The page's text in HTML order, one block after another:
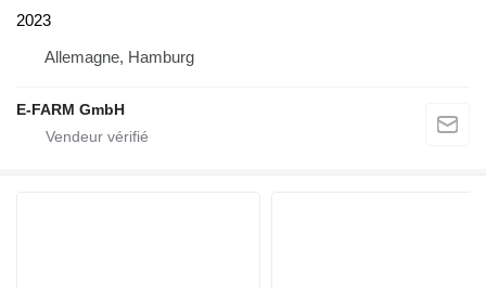
2023
Allemagne, Hamburg
E-FARM GmbH